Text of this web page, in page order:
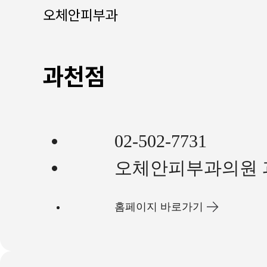
오체안피부과
과천점
02-502-7731
오체안피부과의원
홈페이지 바로가기